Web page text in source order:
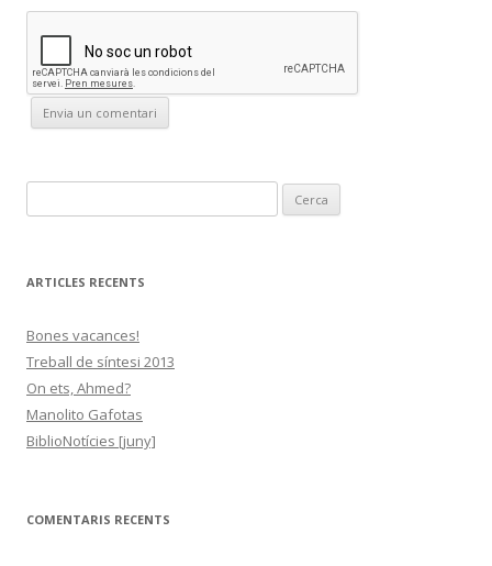
e
ARTICLES RECENTS
Bones vacances!
Treball de síntesi 2013
On ets, Ahmed?
Manolito Gafotas
BiblioNotícies [juny]
COMENTARIS RECENTS